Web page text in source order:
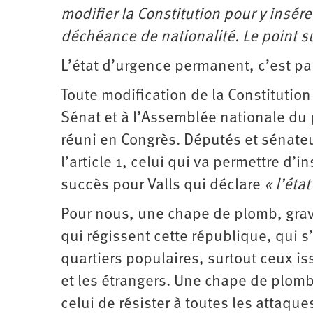
Hôpitaux
SNCF
Services
LGBTI
Santé
Vidéos
Dans
département
Amérique
du
Nord
Amérique
Asie
Europe
Orient
Océanie
modifier la Constitution pour y
déchéance de nationalité. Le point
L’état d’urgence permanent, c’est
Toute modification de la
Sénat et à l’Assemblée nationale
réuni en Congrès. Députés et
l’article 1, celui qui va permettre
succès pour Valls qui déclare «
Pour nous, une chape de plomb,
qui régissent cette république, qui
quartiers populaires, surtout ceux
et les étrangers. Une chape de
celui de résister à toutes les